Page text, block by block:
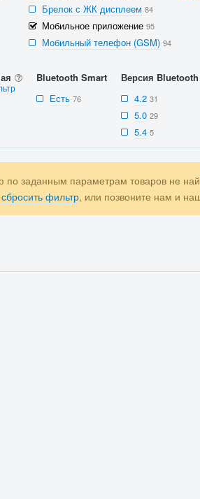
Брелок с ЖК дисплеем 84
Мобильное приложение 95
Мобильный телефон (GSM) 94
Bluetooth Smart
Есть 76
Версия Bluetooth
4.2 31
5.0 29
5.4 5
по заданным параметрам товаров не
сбросить фильтр, или позвоните нам и